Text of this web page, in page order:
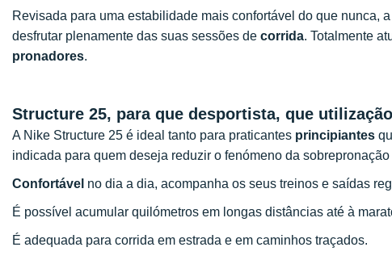
Revisada para uma estabilidade mais confortável do que nunca, a
desfrutar plenamente das suas sessões de corrida. Totalmente
pronadores.
Structure 25, para que desportista, que
A Nike Structure 25 é ideal tanto para praticantes principiantes
indicada para quem deseja reduzir o fenómeno da
Confortável no dia a dia, acompanha os seus treinos e saídas
É possível acumular quilómetros em longas distâncias até à
É adequada para corrida em estrada e em caminhos traçados.